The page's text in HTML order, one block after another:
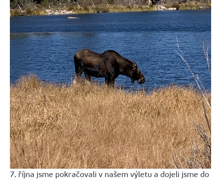
7. října jsme pokračovali v našem výletu a dojeli jsme do